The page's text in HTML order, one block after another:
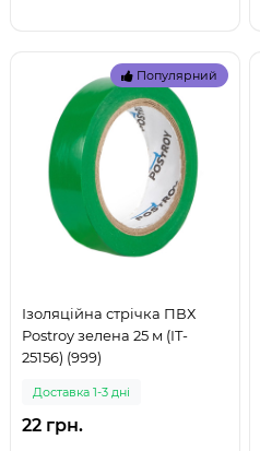
Популярний
Ізоляційна стрічка ПВХ
Postroy зелена 25 м (IT-
25156) (999)
Доставка 1-3 дні
22 грн.